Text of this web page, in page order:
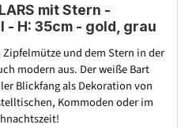
mit Stern -
- H: 35cm - gold, grau
und dem Stern in der
modern aus. Der weiße Bart
Blickfang als Dekoration von
Kommoden oder im